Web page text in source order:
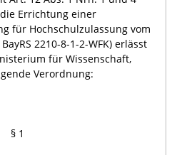
Errichtung einer
für Hochschulzulassung vom
2210-8-1-2-WFK) erlässt
für Wissenschaft,
Verordnung:
§ 1